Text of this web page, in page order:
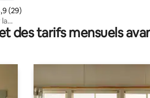
: 4,94 sur 5
moyenne sur la base de 29
(29)
des tarifs mensuels